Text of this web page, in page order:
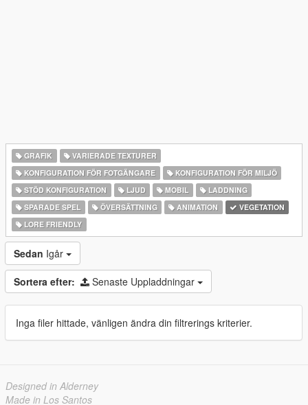
GRAFIK
VARIERADE TEXTURER
KONFIGURATION FÖR FOTGÄNGARE
KONFIGURATION FÖR MILJÖ
STÖD KONFIGURATION
LJUD MOBIL
LADDNING
SPARADE SPEL
ÖVERSÄTTNING ANIMATION
VEGETATION
LORE FRIENDLY
Sedan Igår
Sortera efter: Senaste Uppladdningar
Inga filer hittade, vänligen ändra din filtrerings kriterier.
Designed in Alderney
Made in Los Santos